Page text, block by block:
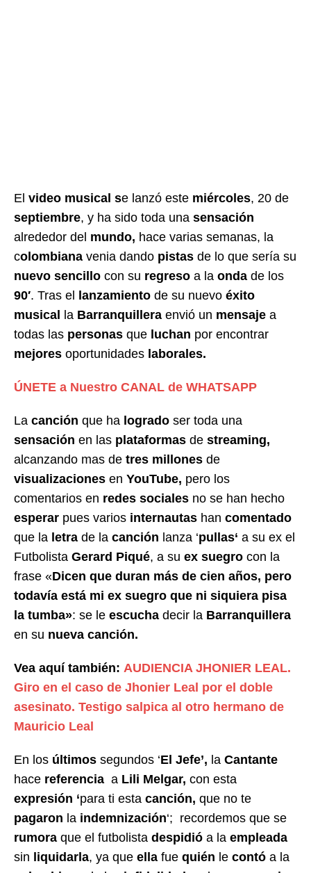
El video musical se lanzó este miércoles, 20 de
septiembre, y ha sido toda una sensación
alrededor del mundo, hace varias semanas, la
colombiana venia dando pistas de lo que sería su
nuevo sencillo con su regreso a la onda de los
90′. Tras el lanzamiento de su nuevo éxito
musical
la Barranquillera envió un mensaje a
todas las personas que luchan por encontrar
mejores oportunidades laborales.
ÚNETE a Nuestro CANAL de WHATSAPP
La canción que ha logrado ser toda una
sensación en las plataformas de streaming,
alcanzando mas de tres millones de
visualizaciones en YouTube, pero los
comentarios en redes sociales no se han hecho
esperar pues varios internautas han comentado
que la letra de la canción lanza ‘pullas‘ a su ex el
Futbolista Gerard Piqué, a su ex suegro con la
frase «Dicen que duran más de cien años, pero
todavía está mi ex suegro que ni siquiera pisa
la tumba»: se le escucha decir la Barranquillera
en su nueva canción.
Vea aquí también: AUDIENCIA JHONIER LEAL.
Giro en el caso de Jhonier Leal por el doble
asesinato. Testigo salpica al otro hermano de
Mauricio Leal
En los últimos segundos ‘El Jefe’, la Cantante
hace referencia a Lili Melgar, con esta
expresión ‘para ti esta canción, que no te
pagaron la indemnización‘; recordemos que se
rumora que el futbolista despidió a la empleada
sin liquidarla, ya que ella fue quién le contó a la